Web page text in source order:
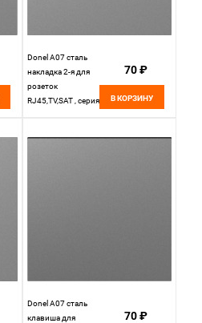
Donel A07 сталь
накладка 2-я для
розеток
RJ45,TV,SAT , серия
70 ₽
В КОРЗИНУ
Donel A07 сталь
клавиша для
70 ₽